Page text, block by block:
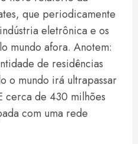
que periodicamente
eletrônica e os
mundo afora. Anotem:
de residências
o mundo irá ultrapassar
cerca de 430 milhões
com uma rede